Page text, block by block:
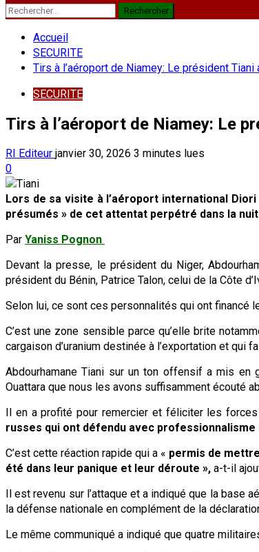
Rechercher :
Accueil
SECURITE
Tirs à l’aéroport de Niamey: Le président
SECURITE
Tirs à l’aéroport de Niamey: Le
RI Editeur janvier 30, 2026 3 minutes lues
0
Lors de sa visite à l’aéroport international
présumés » de cet attentat perpétré dans la
Par Yaniss Pognon
Devant la presse, le président du Niger,
président du Bénin, Patrice Talon, celui de la Côte
Selon lui, ce sont ces personnalités qui ont financé
C’est une zone sensible parce qu’elle brite
cargaison d’uranium destinée à l’exportation et qui
Abdourhamane Tiani sur un ton offensif a mis en
Ouattara que nous les avons suffisamment écouté
Il en a profité pour remercier et féliciter les
russes qui ont défendu avec
C’est cette réaction rapide qui a « permis de
été dans leur panique et leur déroute », a-t-il
Il est revenu sur l’attaque et a indiqué que la base
la défense nationale en complément de la
Le même communiqué a indiqué que quatre